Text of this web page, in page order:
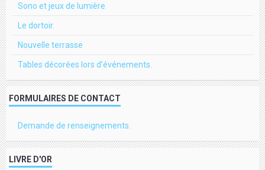
Sono et jeux de lumière
Le dortoir.
Nouvelle terrasse
Tables décorées lors d’événements.
FORMULAIRES DE CONTACT
Demande de renseignements.
LIVRE D'OR